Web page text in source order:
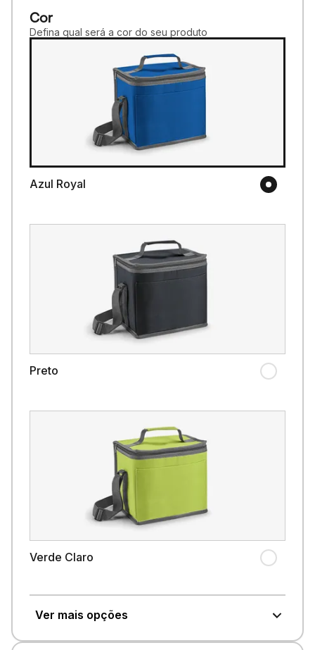
Cor
Defina qual será a cor do seu produto
Azul Royal
Preto
Verde Claro
Ver mais opções